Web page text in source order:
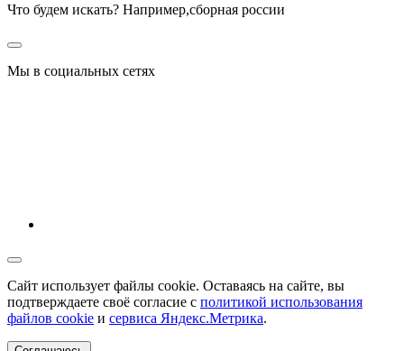
Что будем искать? Например,сборная россии
Мы в социальных сетях
Сайт использует файлы cookie. Оставаясь на сайте, вы
подтверждаете своё согласие с политикой использования
файлов cookie и сервиса Яндекс.Метрика.